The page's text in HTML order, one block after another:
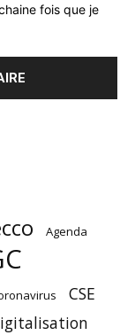
fois que je
Agenda
CSE